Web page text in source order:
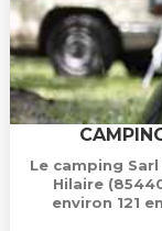
Le camping
Hilaire
environ 121